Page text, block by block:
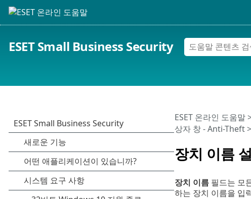
ESET Small Business Security
장치 이름
ESET 온라인 도움말
상자 창 - Anti-Theft
장치 이름필드는 모
하는 장치 이름을 입